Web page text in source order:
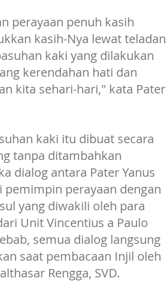
perayaan penuh kasih
kasih-Nya lewat teladan
kaki yang dilakukan
kerendahan hati dan
kita sehari-hari," kata Pater
kaki itu dibuat secara
tanpa ditambahkan
dialog antara Pater Yanus
pemimpin perayaan dengan
yang diwakili oleh para
Unit Vincentius a Paulo
semua dialog langsung
saat pembacaan Injil oleh
Rengga, SVD.